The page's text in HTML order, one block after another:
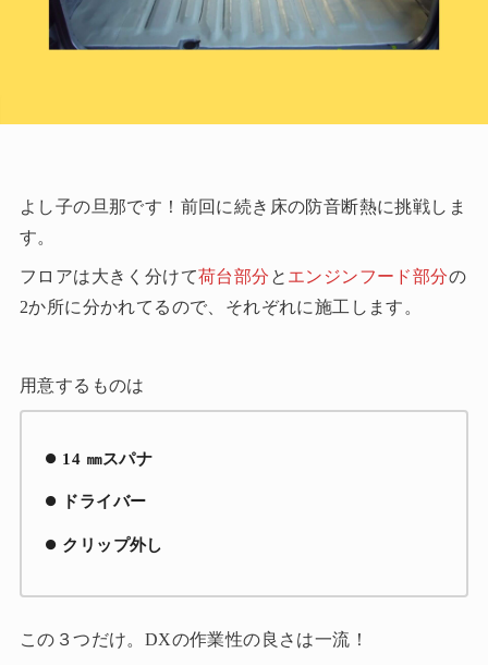
よし子の旦那です！前回に続き床の防音断熱に挑戦しま
す。
フロアは大きく分けて荷台部分 と エンジンフード部分の
2か所に分かれてるので、それぞれに施工します。
用意するものは
14 ㎜スパナ
ドライバー
クリップ外し
この３つだけ。DXの作業性の良さは一流！